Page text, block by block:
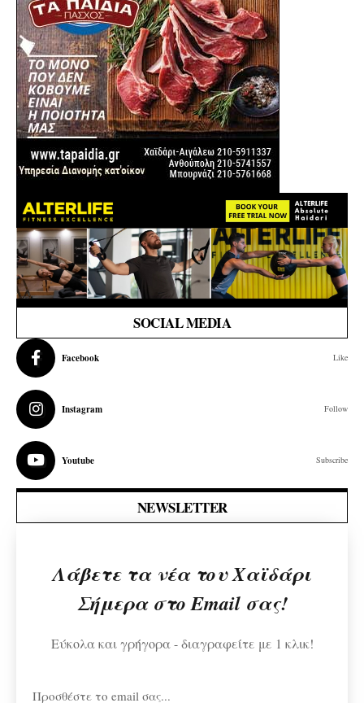
SOCIAL MEDIA
Facebook Like
Instagram Follow
Youtube Subscribe
NEWSLETTER
Λάβετε τα νέα του Χαϊδάρι
Σήμερα στο Email σας!
Εύκολα και γρήγορα - διαγραφείτε με 1 κλικ!
Προσθέστε το email σας...